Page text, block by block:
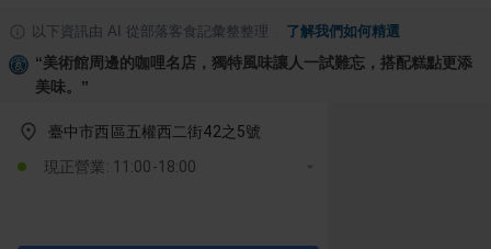
以下資訊由 AI 從部落客食記彙整整理 了解我們如何精選
“美術館周邊的咖哩名店，獨特風味讓人一試難忘，搭配糕點更添
美味。 ”
臺中市西區五權西二街42之5號
現正營業: 11:00-18:00